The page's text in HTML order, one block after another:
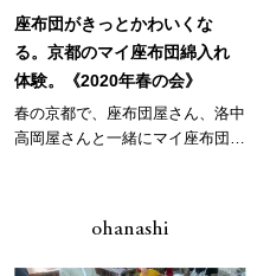
座布団がきっとかわいくな
る。京都のマイ座布団綿入れ
体験。《2020年春の会》
春の京都で、座布団屋さん、洛中
高岡屋さんと一緒にマイ座布団づ
ohanashi